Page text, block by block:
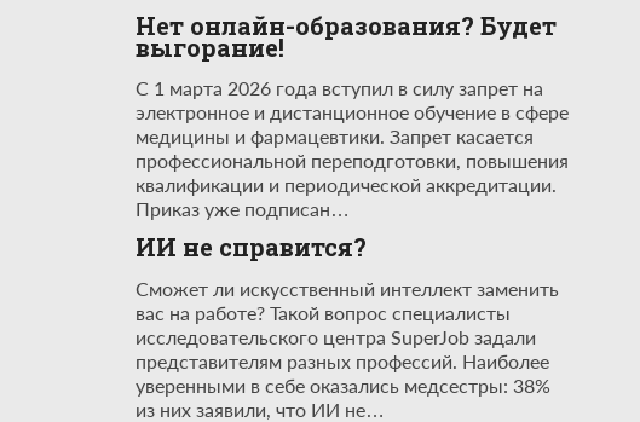
Нет онлайн-образования? Будет
выгорание!
С 1 марта 2026 года вступил в силу запрет на
электронное и дистанционное обучение в сфере
медицины и фармацевтики. Запрет касается
профессиональной переподготовки, повышения
квалификации и периодической аккредитации.
Приказ уже подписан…
ИИ не справится?
Сможет ли искусственный интеллект заменить
вас на работе? Такой вопрос специалисты
исследовательского центра SuperJob задали
представителям разных профессий. Наиболее
уверенными в себе оказались медсестры: 38%
из них заявили, что ИИ не…